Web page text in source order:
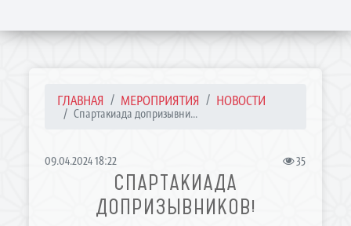
ГЛАВНАЯ МЕРОПРИЯТИЯ НОВОСТИ
Спартакиада допризывни...
09.04.2024 18:22 35
СПАРТАКИАДА
ДОПРИЗЫВНИКОВ!